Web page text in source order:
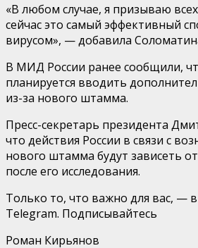
«В любом случае, я призываю
сейчас это самый эффективный
вирусом», — добавила
В МИД России ранее сообщили,
планируется вводить
из-за нового штамма.
Пресс-секретарь президента
что действия России в связи с
нового штамма будут зависеть
после его исследования.
Только то, что важно для вас, —
Telegram. Подписывайтесь
Роман Кирьянов